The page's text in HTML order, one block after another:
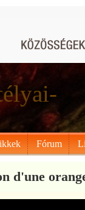
Fórum
d'une